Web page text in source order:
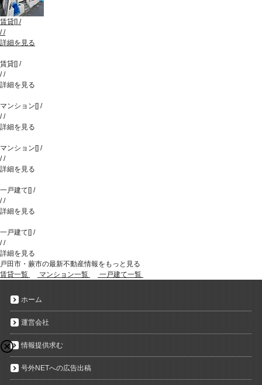
賃貸[] /
//
詳細を見る
賃貸[] /
//
詳細を見る
マンション[] /
//
詳細を見る
マンション[] /
//
詳細を見る
一戸建て[] /
//
詳細を見る
一戸建て[] /
//
詳細を見る
戸田市・蕨市の最新不動産情報をもっと見る
賃貸一覧
マンション一覧 一戸建て一覧
ホーム
運営会社
情報提供求む
号外NETへの広告出稿